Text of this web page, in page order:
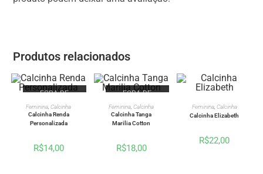
Produtos relacionados
FORA DE
VER OPÇÕES
Feminina ,Calcinha
Calcinha Renda
Personalizada
R$14,00
FORA DE
VER OPÇÕES
Feminina ,Calcinha
Calcinha Tanga
Marilia Cotton
R$18,00
VER OPÇÕES
Feminina, Calcinha
Calcinha Elizabeth
R$22,00